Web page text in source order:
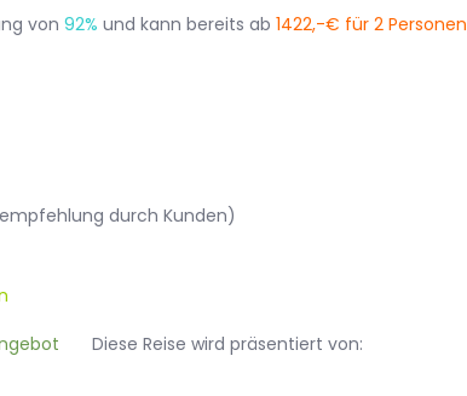
von 92% und kann bereits ab 1422,-€ für 2 Personen
durch Kunden)
Diese Reise wird präsentiert von: